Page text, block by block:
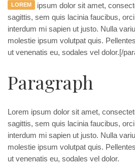
LOREM
ipsum dolor sit amet,
sagittis, sem quis lacinia faucibus,
interdum mi sapien ut justo. Nulla
molestie ipsum volutpat quis.
ut venenatis eu, sodales vel dolor.[/
Paragraph
Lorem ipsum dolor sit amet,
sagittis, sem quis lacinia faucibus,
interdum mi sapien ut justo. Nulla
molestie ipsum volutpat quis.
ut venenatis eu, sodales vel dolor.